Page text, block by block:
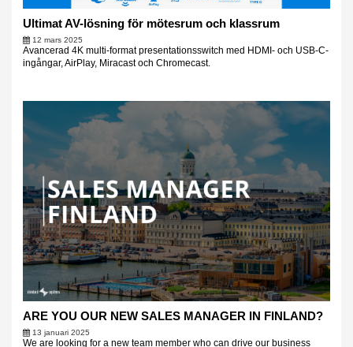
Ultimat AV-lösning för mötesrum och klassrum
12 mars 2025
Avancerad 4K multi-format presentationsswitch med HDMI- och USB-C-
ingångar, AirPlay, Miracast och Chromecast.
ARE YOU OUR NEW SALES MANAGER IN FINLAND?
13 januari 2025
We are looking for a new team member who can drive our business